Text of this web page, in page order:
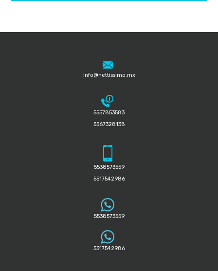
info@nettissimo.mx
5557853583
5567328138
5538573559
5517542986
5538573559
5517542986